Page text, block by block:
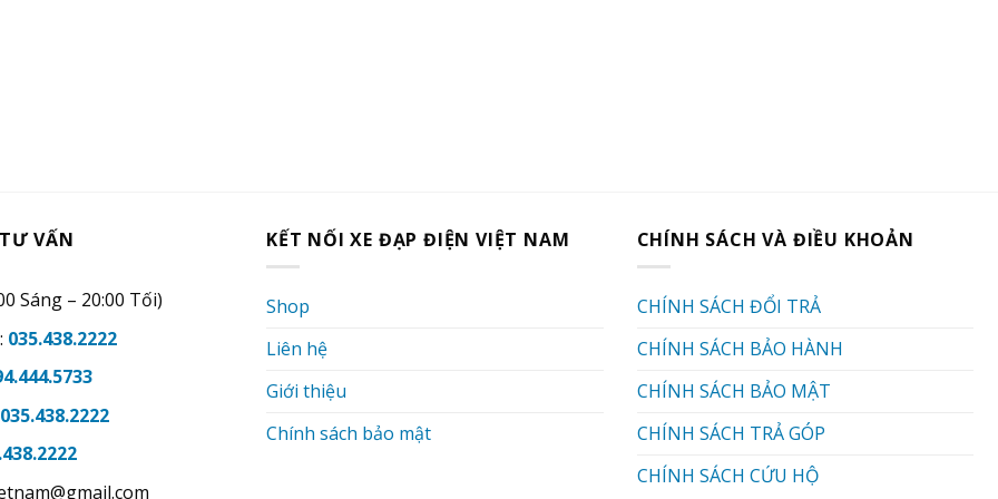
VẤN
Sáng – 20:00 Tối)
035.438.2222
035.438.2222
KẾT NỐI XE ĐẠP ĐIỆN VIỆT NAM
Shop
Liên hệ
Giới thiệu
Chính sách bảo mật
CHÍNH SÁCH VÀ ĐIỀU KHOẢN
CHÍNH SÁCH ĐỔI TRẢ
CHÍNH SÁCH BẢO HÀNH
CHÍNH SÁCH BẢO MẬT
CHÍNH SÁCH TRẢ GÓP
CHÍNH SÁCH CỨU HỘ